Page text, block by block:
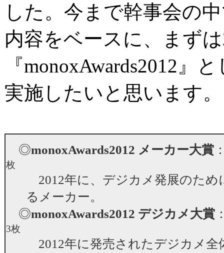
した。今まで幹事会の
内容をベースに、まず
『monoxAwards2012』
実施したいと思います
◎monoxAwards2012 メーカー大賞
枚
2012年に、デジカメ発展のため
るメーカー。
◎monoxAwards2012 デジカメ大賞
3枚
2012年に発売されたデジカメ全